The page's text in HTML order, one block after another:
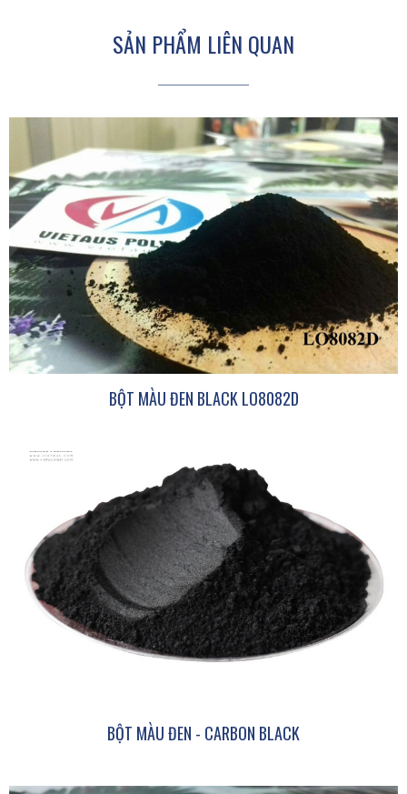
SẢN PHẨM LIÊN QUAN
BỘT MÀU ĐEN BLACK LO8082D
BỘT MÀU ĐEN - CARBON BLACK